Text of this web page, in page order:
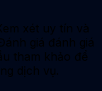
xét uy tín và
giá đánh giá
tham khảo để
dịch vụ.